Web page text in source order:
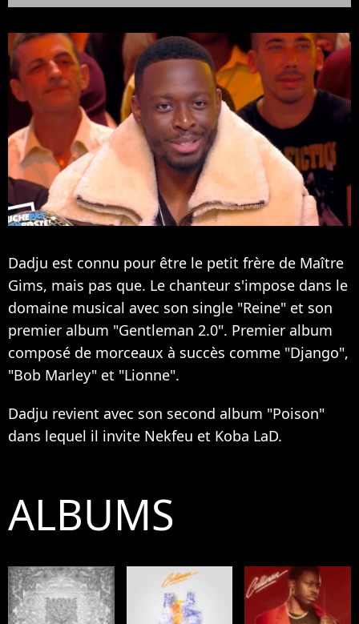
Dadju est connu pour être le petit frère de Maître
Gims, mais pas que. Le chanteur s'impose dans le
domaine musical avec son single "Reine" et son
premier album "Gentleman 2.0". Premier album
composé de morceaux à succès comme "Django",
"Bob Marley" et "Lionne".
Dadju revient avec son second album "Poison"
dans lequel il invite Nekfeu et Koba LaD.
ALBUMS